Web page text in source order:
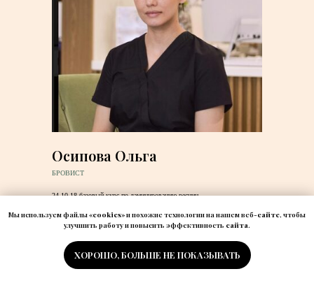
Осипова Ольга
БРОВИСТ
24.10.18 базовый курс по ламинированию ресниц
24.19.18 базовый курс botokx lasher ( школа proресницы)
17.03.19 онлайн мастер-класс PERFECT BROWS 2.0 academy
26.08.19 повышение квалификации мастер бровист.
Мы используем файлы «cookies» и похожие технологии на нашем веб-сайте, чтобы
улучшить работу и повысить эффективность сайта.
ХОРОШО, БОЛЬШЕ НЕ ПОКАЗЫВАТЬ